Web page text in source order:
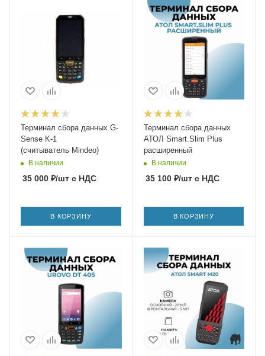
Терминал сбора данных G-
Sense K-1
(считыватель Mindeo)
В наличии
35 000 ₽/шт с НДС
В КОРЗИНУ
Терминал сбора данных
АТОЛ Smart.Slim Plus
расширенный
В наличии
35 100₽/штс НДС
В КОРЗИНУ